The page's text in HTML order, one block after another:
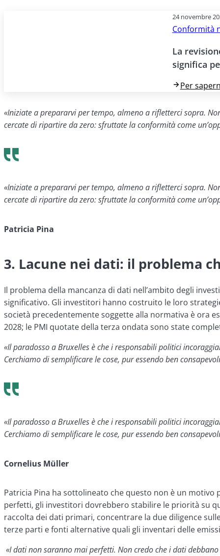
24 novembre
Conformità
La
significa
Per
«Iniziate a prepararvi per tempo, almeno a rifletterci sopra.
cercate di ripartire da zero: sfruttate la conformità come
«Iniziate a prepararvi per tempo, almeno a rifletterci sopra.
cercate di ripartire da zero: sfruttate la conformità come
Patricia Pina
3. Lacune nei dati: il problema
Il problema della mancanza di dati nell’ambito degli
significativo. Gli investitori hanno costruito le loro
società precedentemente soggette alla normativa è ora
2028; le PMI quotate della terza ondata sono state
«Il paradosso a Bruxelles è che i responsabili politici
Cerchiamo di semplificare le cose, pur essendo ben
«Il paradosso a Bruxelles è che i responsabili politici
Cerchiamo di semplificare le cose, pur essendo ben
Cornelius Müller
Patricia Pina ha sottolineato che questo non è un
perfetti, gli investitori dovrebbero stabilire le priorità su
raccolta dei dati primari, concentrare la due diligence
terze parti e fonti alternative quali gli inventari delle
«I dati non saranno mai perfetti. Non credo che i dati